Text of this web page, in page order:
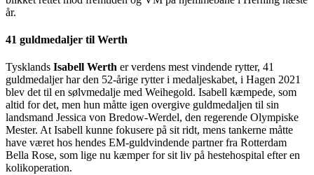
år.
41 guldmedaljer til Werth
Tysklands Isabell Werth er verdens mest vindende rytter, 41
guldmedaljer har den 52-årige rytter i medaljeskabet, i Hagen 2021
blev det til en sølvmedalje med Weihegold. Isabell kæmpede, som
altid for det, men hun måtte igen overgive guldmedaljen til sin
landsmand Jessica von Bredow-Werdel, den regerende Olympiske
Mester. At Isabell kunne fokusere på sit ridt, mens tankerne måtte
have været hos hendes EM-guldvindende partner fra Rotterdam
Bella Rose, som lige nu kæmper for sit liv på hestehospital efter en
kolikoperation.